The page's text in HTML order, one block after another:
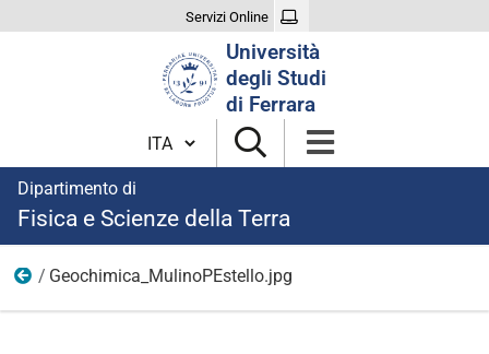
Servizi Online
Università
degli Studi
di Ferrara
Cambia lingua
Dipartimento di
Fisica e Scienze della Terra
Ricerca
Geochimica_MulinoPEstello.jpg